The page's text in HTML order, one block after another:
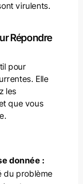
virulents.
Répondre
pour
Elle
les
que vous
donnée :
du problème